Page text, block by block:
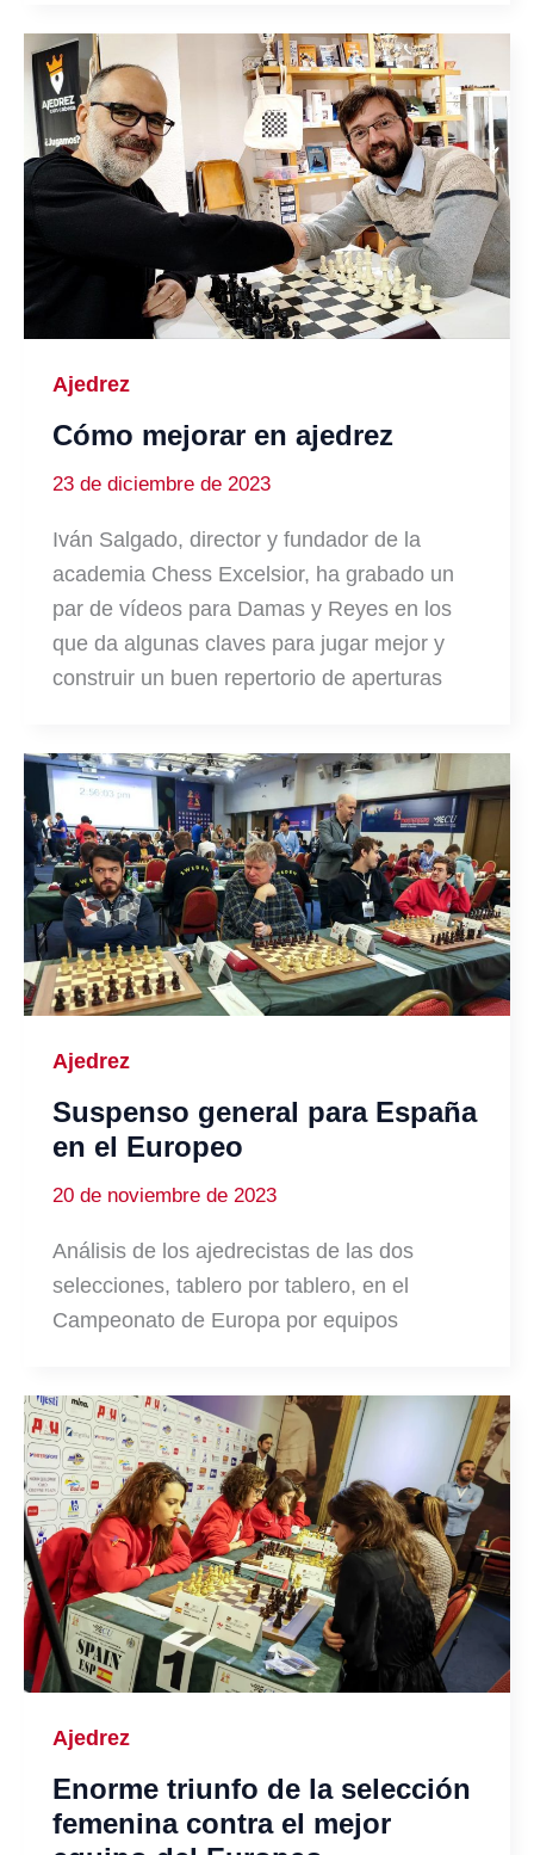
Ajedrez
Cómo mejorar en ajedrez
23 de diciembre de 2023
Iván Salgado, director y fundador de la
academia Chess Excelsior, ha grabado un
par de vídeos para Damas y Reyes en los
que da algunas claves para jugar mejor y
construir un buen repertorio de aperturas
Ajedrez
Suspenso general para España
en el Europeo
20 de noviembre de 2023
Análisis de los ajedrecistas de las dos
selecciones, tablero por tablero, en el
Campeonato de Europa por equipos
Ajedrez
Enorme triunfo de la selección
femenina contra el mejor